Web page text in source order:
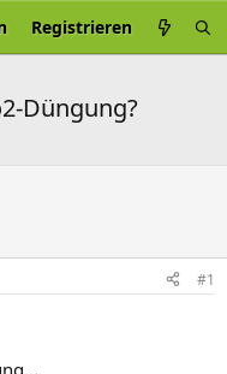
Registrieren
Düngung?
#1